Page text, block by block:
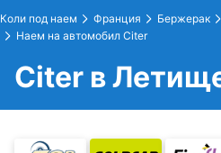
Коли под наем Франция Бержерак
Наем на автомобил Citer
Citer в